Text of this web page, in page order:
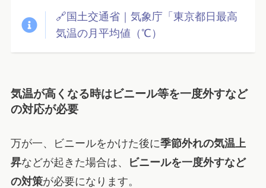
🔗国土交通省｜気象庁「東京都日最高
気温の月平均値（℃）
気温が高くなる時はビニール等を一度外すなど
の対応が必要
万が一、ビニールをかけた後に季節外れの気温上
昇などが起きた場合は、
ビニールを一度外すなど
の対策が必要になります。